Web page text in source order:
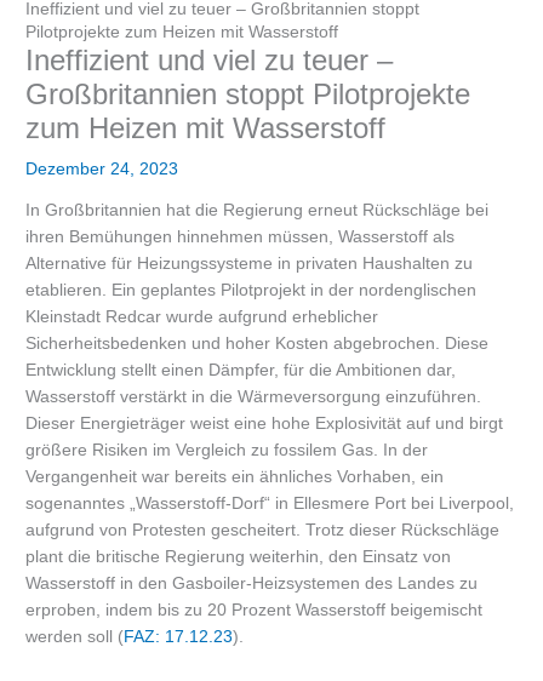
Ineffizient und viel zu teuer – Großbritannien stoppt
Pilotprojekte zum Heizen mit Wasserstoff
Ineffizient und viel zu teuer –
Großbritannien stoppt Pilotprojekte
zum Heizen mit Wasserstoff
Dezember 24, 2023
In Großbritannien hat die Regierung erneut Rückschläge bei
ihren Bemühungen hinnehmen müssen, Wasserstoff als
Alternative für Heizungssysteme in privaten Haushalten zu
etablieren. Ein geplantes Pilotprojekt in der nordenglischen
Kleinstadt Redcar wurde aufgrund erheblicher
Sicherheitsbedenken und hoher Kosten abgebrochen. Diese
Entwicklung stellt einen Dämpfer, für die Ambitionen dar,
Wasserstoff verstärkt in die Wärmeversorgung einzuführen.
Dieser Energieträger weist eine hohe Explosivität auf und birgt
größere Risiken im Vergleich zu fossilem Gas. In der
Vergangenheit war bereits ein ähnliches Vorhaben, ein
sogenanntes „Wasserstoff-Dorf“ in Ellesmere Port bei Liverpool,
aufgrund von Protesten gescheitert. Trotz dieser Rückschläge
plant die britische Regierung weiterhin, den Einsatz von
Wasserstoff in den Gasboiler-Heizsystemen des Landes zu
erproben, indem bis zu 20 Prozent Wasserstoff beigemischt
werden soll (FAZ: 17.12.23).